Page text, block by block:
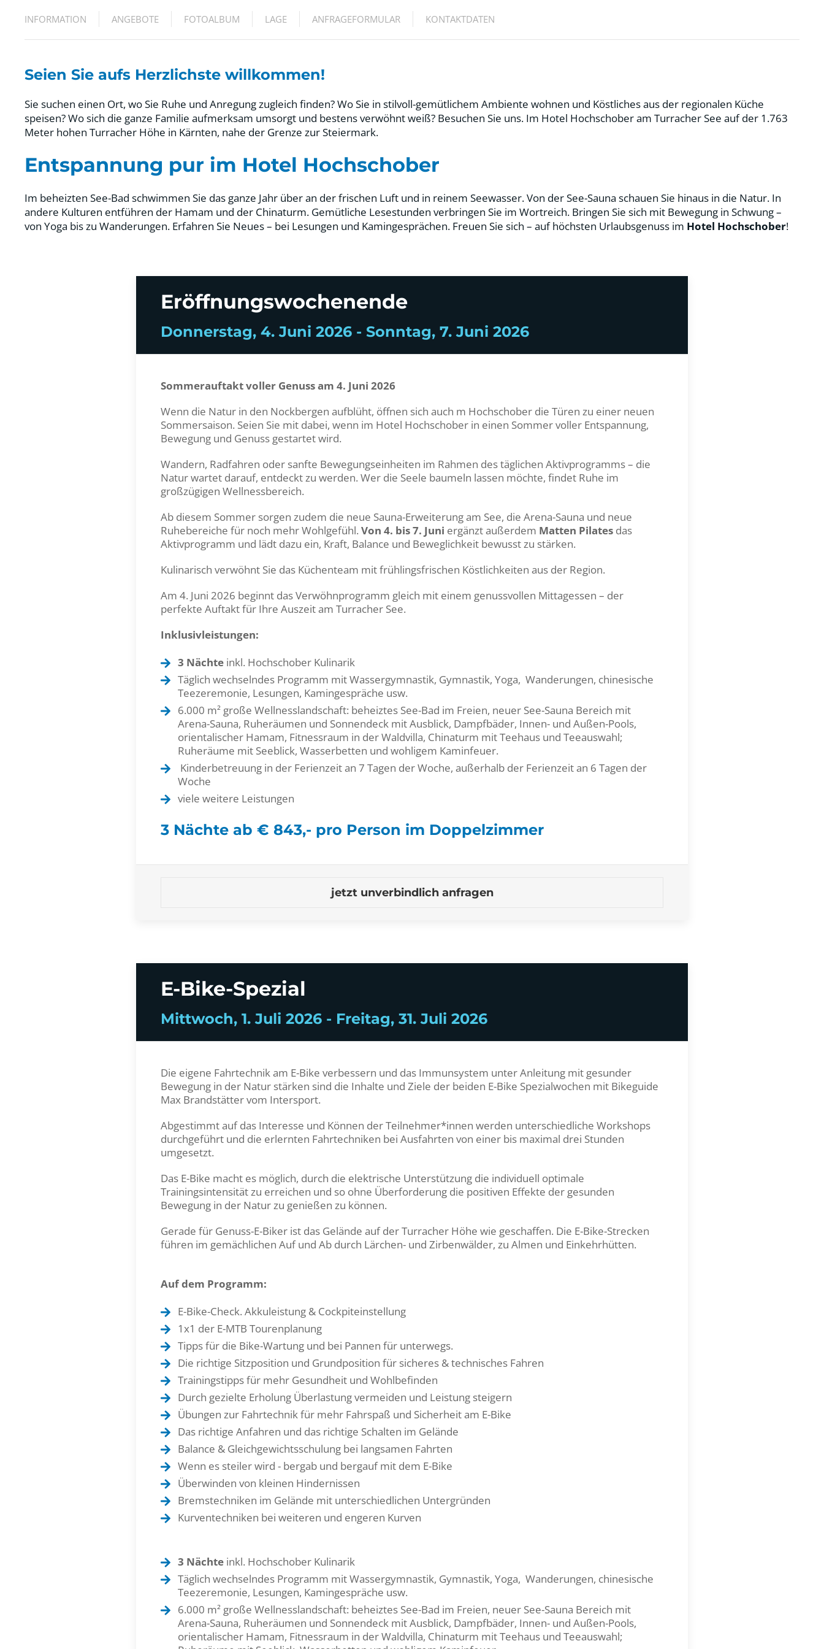
INFORMATION ANGEBOTE FOTOALBUM LAGE ANFRAGEFORMULAR KONTAKTDATEN
Seien Sie aufs Herzlichste willkommen!
Sie suchen einen Ort, wo Sie Ruhe und Anregung zugleich finden? Wo Sie in stilvoll-gemütlichem Ambiente wohnen und Köstliches aus der regionalen Küche
speisen? Wo sich die ganze Familie aufmerksam umsorgt und bestens verwöhnt weiß? Besuchen Sie uns. Im Hotel Hochschober am Turracher See auf der 1.763
Meter hohen Turracher Höhe in Kärnten, nahe der Grenze zur Steiermark.
Entspannung pur im Hotel Hochschober
Im beheizten See-Bad schwimmen Sie das ganze Jahr über an der frischen Luft und in reinem Seewasser. Von der See-Sauna schauen Sie hinaus in die Natur. In
andere Kulturen entführen der Hamam und der Chinaturm. Gemütliche Lesestunden verbringen Sie im Wortreich. Bringen Sie sich mit Bewegung in Schwung –
von Yoga bis zu Wanderungen. Erfahren Sie Neues – bei Lesungen und Kamingesprächen. Freuen Sie sich – auf höchsten Urlaubsgenuss im Hotel Hochschober!
Eröffnungswochenende
Donnerstag, 4. Juni 2026 - Sonntag, 7. Juni 2026
Sommerauftakt voller Genuss am 4. Juni 2026
Wenn die Natur in den Nockbergen aufblüht, öffnen sich auch m Hochschober die Türen zu einer neuen
Sommersaison. Seien Sie mit dabei, wenn im Hotel Hochschober in einen Sommer voller Entspannung,
Bewegung und Genuss gestartet wird.
Wandern, Radfahren oder sanfte Bewegungseinheiten im Rahmen des täglichen Aktivprogramms – die
Natur wartet darauf, entdeckt zu werden. Wer die Seele baumeln lassen möchte, findet Ruhe im
großzügigen Wellnessbereich.
Ab diesem Sommer sorgen zudem die neue Sauna-Erweiterung am See, die Arena-Sauna und neue
Ruhebereiche für noch mehr Wohlgefühl. Von 4. bis 7. Juni ergänzt außerdem Matten Pilates das
Aktivprogramm und lädt dazu ein, Kraft, Balance und Beweglichkeit bewusst zu stärken.
Kulinarisch verwöhnt Sie das Küchenteam mit frühlingsfrischen Köstlichkeiten aus der Region.
Am 4. Juni 2026 beginnt das Verwöhnprogramm gleich mit einem genussvollen Mittagessen – der
perfekte Auftakt für Ihre Auszeit am Turracher See.
Inklusivleistungen:
3 Nächte inkl. Hochschober Kulinarik
Täglich wechselndes Programm mit Wassergymnastik, Gymnastik, Yoga, Wanderungen, chinesische
Teezeremonie, Lesungen, Kamingespräche usw.
6.000 m² große Wellnesslandschaft: beheiztes See-Bad im Freien, neuer See-Sauna Bereich mit
Arena-Sauna, Ruheräumen und Sonnendeck mit Ausblick, Dampfbäder, Innen- und Außen-Pools,
orientalischer Hamam, Fitnessraum in der Waldvilla, Chinaturm mit Teehaus und Teeauswahl;
Ruheräume mit Seeblick, Wasserbetten und wohligem Kaminfeuer.
Kinderbetreuung in der Ferienzeit an 7 Tagen der Woche, außerhalb der Ferienzeit an 6 Tagen der
Woche
viele weitere Leistungen
3 Nächte ab € 843,- pro Person im Doppelzimmer
jetzt unverbindlich anfragen
E-Bike-Spezial
Mittwoch, 1. Juli 2026 - Freitag, 31. Juli 2026
Die eigene Fahrtechnik am E-Bike verbessern und das Immunsystem unter Anleitung mit gesunder
Bewegung in der Natur stärken sind die Inhalte und Ziele der beiden E-Bike Spezialwochen mit Bikeguide
Max Brandstätter vom Intersport.
Abgestimmt auf das Interesse und Können der Teilnehmer*innen werden unterschiedliche Workshops
durchgeführt und die erlernten Fahrtechniken bei Ausfahrten von einer bis maximal drei Stunden
umgesetzt.
Das E-Bike macht es möglich, durch die elektrische Unterstützung die individuell optimale
Trainingsintensität zu erreichen und so ohne Überforderung die positiven Effekte der gesunden
Bewegung in der Natur zu genießen zu können.
Gerade für Genuss-E-Biker ist das Gelände auf der Turracher Höhe wie geschaffen. Die E-Bike-Strecken
führen im gemächlichen Auf und Ab durch Lärchen- und Zirbenwälder, zu Almen und Einkehrhütten.
Auf dem Programm:
E-Bike-Check. Akkuleistung & Cockpiteinstellung
1x1 der E-MTB Tourenplanung
Tipps für die Bike-Wartung und bei Pannen für unterwegs.
Die richtige Sitzposition und Grundposition für sicheres & technisches Fahren
Trainingstipps für mehr Gesundheit und Wohlbefinden
Durch gezielte Erholung Überlastung vermeiden und Leistung steigern
Übungen zur Fahrtechnik für mehr Fahrspaß und Sicherheit am E-Bike
Das richtige Anfahren und das richtige Schalten im Gelände
Balance & Gleichgewichtsschulung bei langsamen Fahrten
Wenn es steiler wird - bergab und bergauf mit dem E-Bike
Überwinden von kleinen Hindernissen
Bremstechniken im Gelände mit unterschiedlichen Untergründen
Kurventechniken bei weiteren und engeren Kurven
3 Nächte inkl. Hochschober Kulinarik
Täglich wechselndes Programm mit Wassergymnastik, Gymnastik, Yoga, Wanderungen, chinesische
Teezeremonie, Lesungen, Kamingespräche usw.
6.000 m² große Wellnesslandschaft: beheiztes See-Bad im Freien, neuer See-Sauna Bereich mit
Arena-Sauna, Ruheräumen und Sonnendeck mit Ausblick, Dampfbäder, Innen- und Außen-Pools,
orientalischer Hamam, Fitnessraum in der Waldvilla, Chinaturm mit Teehaus und Teeauswahl;